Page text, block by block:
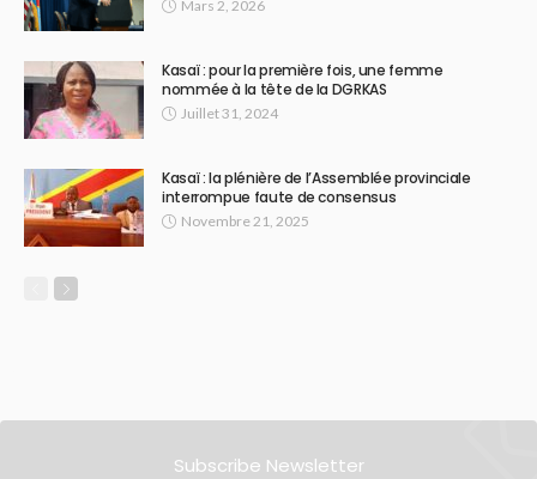
Mars 2, 2026
Kasaï : pour la première fois, une femme
nommée à la tête de la DGRKAS
Juillet 31, 2024
Kasaï : la plénière de l’Assemblée provinciale
interrompue faute de consensus
Novembre 21, 2025
Subscribe Newsletter